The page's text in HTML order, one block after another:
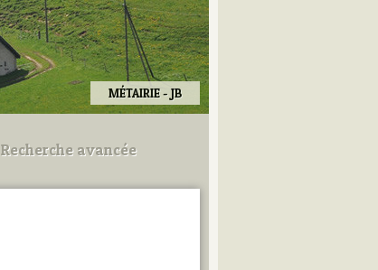
MÉTAIRIE - JB
Recherche avancée
Utilisez les champs ci-dessous